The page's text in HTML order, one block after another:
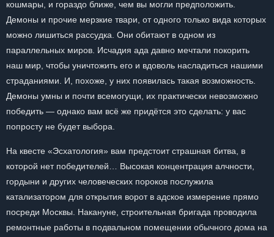
кошмары, и гораздо ближе, чем вы могли предположить.
Демоны и прочие мерзкие твари, от одного только вида которых
можно лишиться рассудка. Они обитают в одном из
параллельных миров. Исчадия ада давно мечтали покорить
наш мир, чтобы уничтожить его и вдоволь насладиться нашими
страданиями. И, похоже, у них появилась такая возможность.
Демоны умны и почти всемогущи, их практически невозможно
победить — однако вам всё же придётся это сделать: у вас
попросту не будет выбора.
На квесте «Эсхатология» вам предстоит страшная битва, в
которой нет победителей… Высокая концентрация алчности,
гордыни и других человеческих пороков послужила
катализатором для открытия ворот в адское измерение прямо
посреди Москвы. Накануне, строительная бригада проводила
ремонтные работы в подвальном помещении обычного дома на